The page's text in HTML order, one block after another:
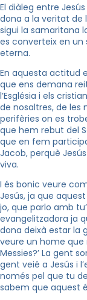
El diàleg entre
dona a la veritat de
sigui la samaritana
es converteix en un
eterna.
En aquesta actitud
que ens demana
l’Església i els
de nosaltres, de les
perifèries on es
que hem rebut del
que en fem
Jacob, perquè
viva.
I és bonic veure
Jesús, ja que
jo, que parlo amb
evangelitzadora ja
dona deixà estar la
veure un home que
Messies?’ La gent
gent veié a Jesús i
només pel que tu
sabem que aquest